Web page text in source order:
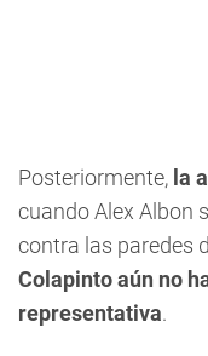
Posteriormente, la
cuando Alex Albon
contra las paredes
Colapinto aún no
representativa.